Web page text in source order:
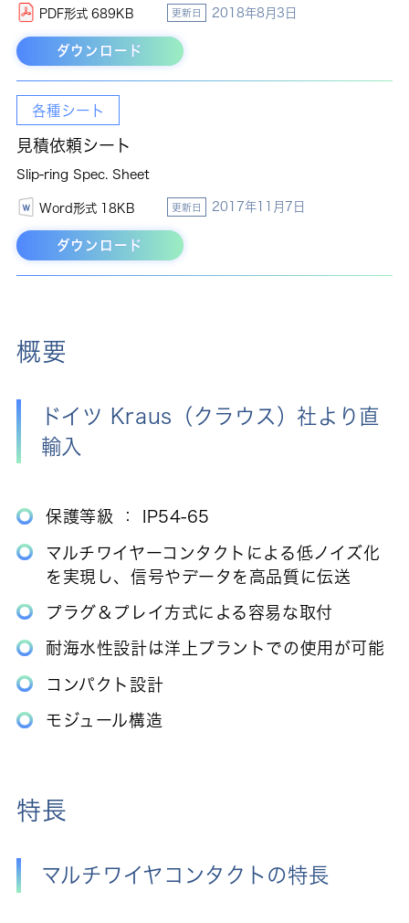
PDF形式 689KB 更新日 2018年8月3日
ダウンロード
各種シート
見積依頼シート
Slip-ring Spec. Sheet
Word形式 18KB 更新日 2017年11月7日
ダウンロード
概要
ドイツ Kraus（クラウス）社より直
輸入
保護等級 ： IP54-65
マルチワイヤーコンタクトによる低ノイズ化
を実現し、信号やデータを高品質に伝送
プラグ＆プレイ方式による容易な取付
耐海水性設計は洋上プラントでの使用が可能
コンパクト設計
モジュール構造
特長
マルチワイヤコンタクトの特長